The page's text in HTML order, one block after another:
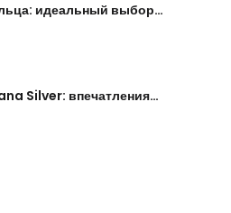
идеальный выбор…
Silver: впечатления…